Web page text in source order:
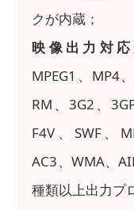
クが内蔵；
映像出力対
MPEG1、MP4
RM、3G2、
F4V、SWF、
AC3、WMA、
種類以上出力プ